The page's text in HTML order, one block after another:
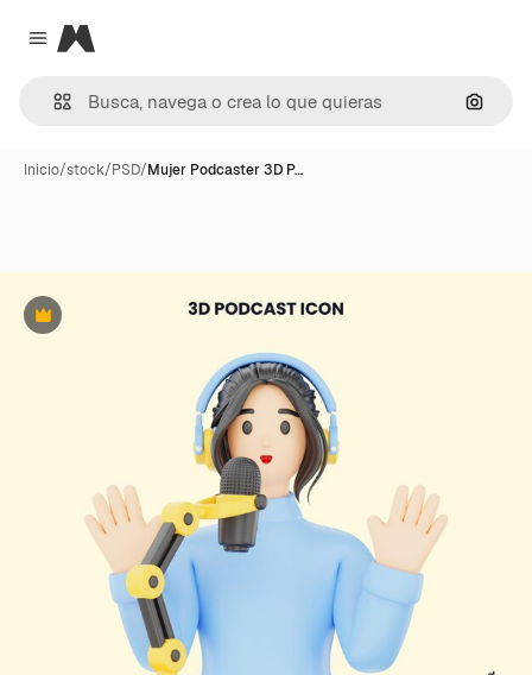
Close menu
Magnific
Inicio/stock/PSD/Mujer Podcaster 3D P…
Premium